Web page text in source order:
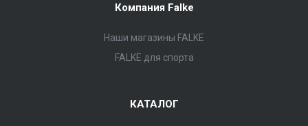
Компания Falke
Наши магазины FALKE
FALKE для спорта
КАТАЛОГ